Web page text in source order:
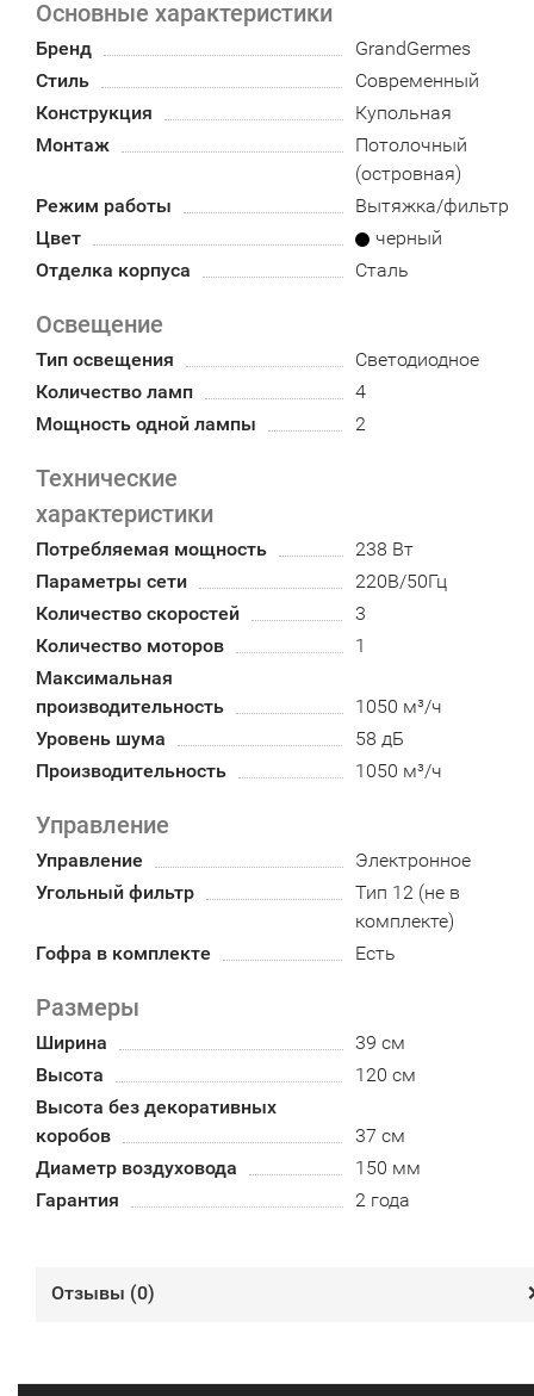
Основные характеристики
Бренд
GrandGermes
Стиль
Современный
Конструкция
Купольная
Монтаж
Потолочный
(островная)
Режим работы
Вытяжка/фильтр
Цвет
черный
Отделка корпуса
Сталь
Освещение
Тип освещения
Светодиодное
Количество ламп
4
Мощность одной лампы
2
Технические
характеристики
Потребляемая мощность
238 Вт
Параметры сети
220В/50Гц
Количество скоростей
3
Количество моторов
1
Максимальная
производительность
1050 м³/ч
Уровень шума
58 дБ
Производительность
1050 м³/ч
Управление
Управление
Электронное
Угольный фильтр
Тип 12 (не в
комплекте)
Гофра в комплекте
Есть
Размеры
Ширина
39 см
Высота
120 см
Высота без декоративных
коробов
37 см
Диаметр воздуховода
150 мм
Гарантия
2 года
Отзывы (0)